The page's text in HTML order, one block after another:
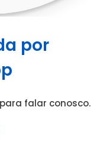
por
falar conosco.